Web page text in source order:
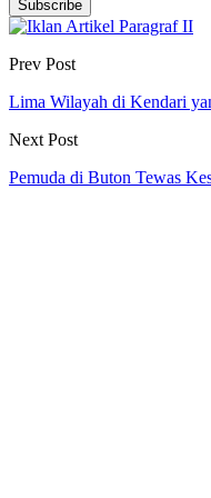
Subscribe
Prev Post
Lima Wilayah di Kendari
Next Post
Pemuda di Buton Tewas